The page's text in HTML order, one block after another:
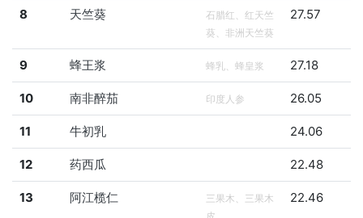
8 天竺葵
石腊红、红天竺
葵、非洲天竺葵
27.57
9 蜂王浆 蜂乳、蜂皇浆 27.18
10 南非醉茄 印度人参 26.05
11 牛初乳 24.06
12 药西瓜 22.48
13 阿江榄仁
三果木、三果木
皮
22.46